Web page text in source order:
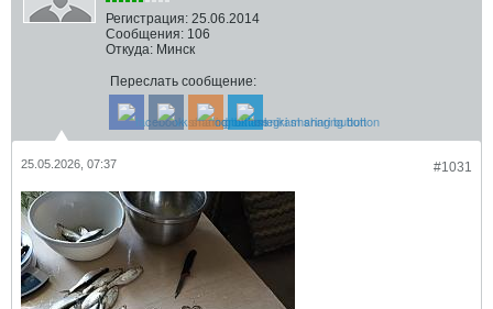
Регистрация: 25.06.2014
Сообщения: 106
Откуда: Минск
Переслать сообщение:
#1031
25.05.2026, 07:37